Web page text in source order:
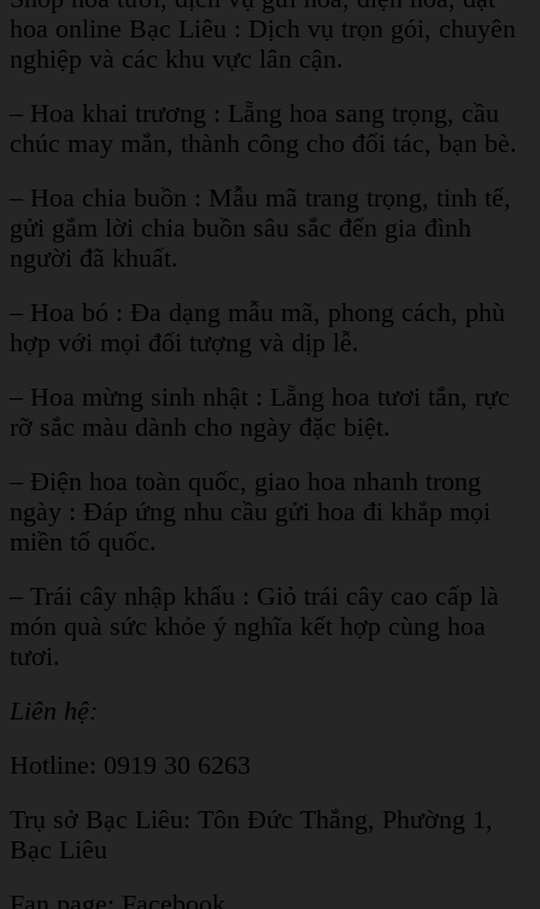
hoa online Bạc Liêu : Dịch vụ trọn gói, chuyên
nghiệp và các khu vực lân cận.
– Hoa khai trương : Lẵng hoa sang trọng, cầu
chúc may mắn, thành công cho đối tác, bạn bè.
– Hoa chia buồn : Mẫu mã trang trọng, tinh tế,
gửi gắm lời chia buồn sâu sắc đến gia đình
người đã khuất.
– Hoa bó : Đa dạng mẫu mã, phong cách, phù
hợp với mọi đối tượng và dịp lễ.
– Hoa mừng sinh nhật : Lẵng hoa tươi tắn, rực
rỡ sắc màu dành cho ngày đặc biệt.
– Điện hoa toàn quốc, giao hoa nhanh trong
ngày : Đáp ứng nhu cầu gửi hoa đi khắp mọi
miền tổ quốc.
– Trái cây nhập khẩu : Giỏ trái cây cao cấp là
món quà sức khỏe ý nghĩa kết hợp cùng hoa
tươi.
Liên hệ:
Hotline: 0919 30 6263
Trụ sở Bạc Liêu: Tôn Đức Thắng, Phường 1,
Bạc Liêu